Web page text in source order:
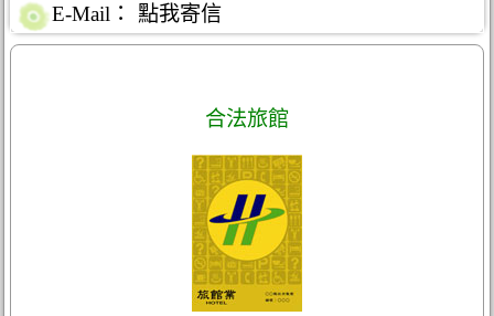
E-Mail： 點我寄信
合法旅館